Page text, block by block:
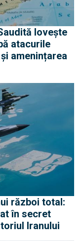
lovește
atacurile
amenințarea
război total:
în secret
Iranului